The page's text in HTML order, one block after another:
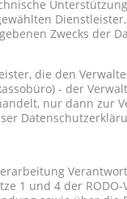
Zwecks
die den
- der
nur dann zur
1 und 4 der